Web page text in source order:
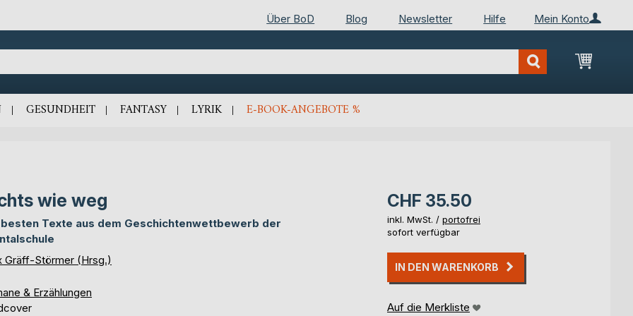
Mein Konto
Über BoD Blog Newsletter Hilfe
Mein
GESUNDHEIT FANTASY LYRIK E-BOOK-ANGEBOTE %
wie weg
besten Texte aus dem Geschichtenwettbewerb der
Gräff-Störmer (Hrsg.)
& Erzählungen
CHF 35.50
inkl. MwSt. / portofrei
sofort verfügbar
IN DEN WARENKORB
Auf die Merkliste